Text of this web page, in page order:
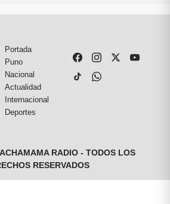
Portada
Puno
Nacional
Actualidad
Internacional
Deportes
RADIO - TODOS LOS
RESERVADOS